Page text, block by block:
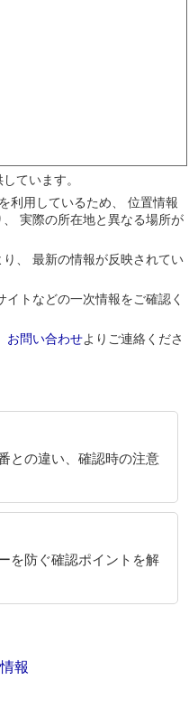
ています。
利用しているため、 位置情報
実際の所在地と異なる場所が
、 最新の情報が反映されてい
トなどの一次情報をご確認く
お問い合わせよりご連絡くださ
との違い、確認時の注意
を防ぐ確認ポイントを解
報